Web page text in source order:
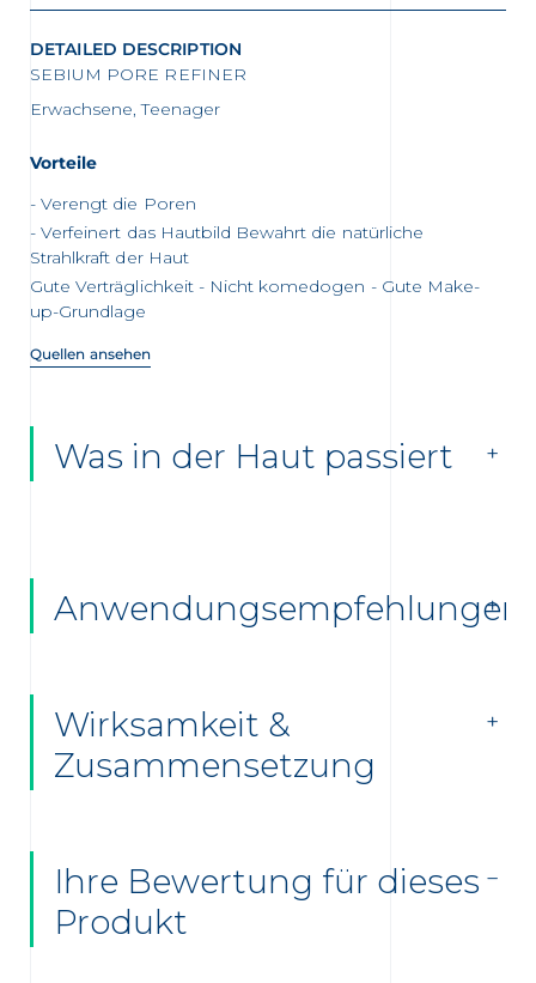
DETAILED DESCRIPTION
SEBIUM PORE REFINER
Erwachsene, Teenager
Vorteile
Verengt die Poren
Verfeinert das Hautbild Bewahrt die natürliche
Strahlkraft der Haut
Gute Verträglichkeit - Nicht komedogen - Gute Make-
up-Grundlage
Quellen ansehen
Was in der Haut passiert
Anwendungsempfehlungen
Wirksamkeit &
Zusammensetzung
Ihre Bewertung für dieses
Produkt